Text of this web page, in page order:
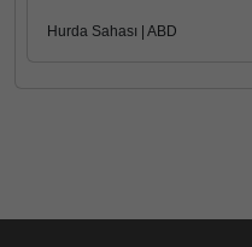
Hurda Sahası | ABD